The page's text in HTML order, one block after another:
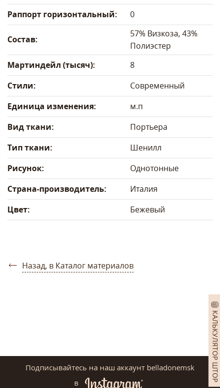
КАЛЬКУЛЯТОР ШТОР
Раппорт горизонтальный:
0
Состав:
57% Визкоза, 43%
Полиэстер
Мартиндейл (тысяч):
8
Стили:
Современный
Единица изменения:
м.п
Вид ткани:
Портьера
Тип ткани:
Шенилл
Рисунок:
Однотонные
Страна-производитель:
Италия
Цвет:
Бежевый
Назад, в Каталог материалов
Подписывайтесь на наш аккаунт belladonemsk
в